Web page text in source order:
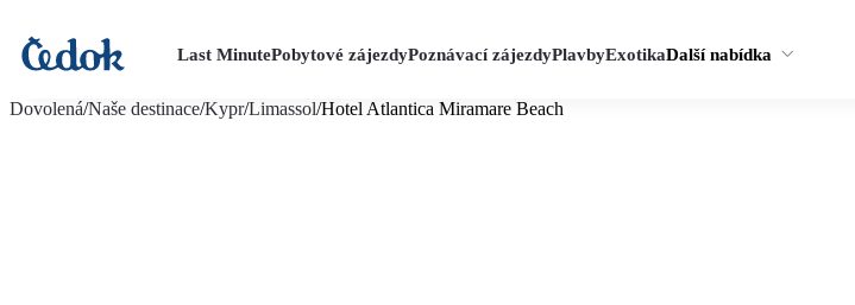
Last MinutePobytové zájezdyPoznávací zájezdyPlavbyExotikaDalší nabídka
Dovolená/Naše destinace/Kypr/Limassol/Hotel Atlantica Miramare Beach